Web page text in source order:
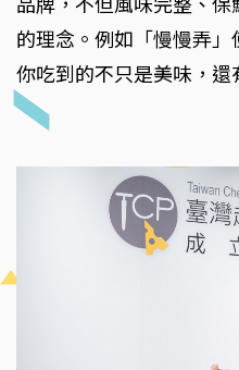
的理念。例如「慢慢弄
你吃到的不只是美味，還